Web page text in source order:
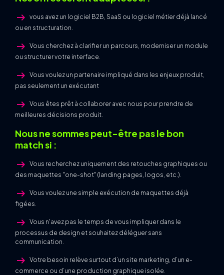
arrow_right_alt vous avez un logiciel B2B, SaaS ou logiciel métier déjà lancé
ou en structuration.
arrow_right_alt Vous cherchez à clarifier un parcours, moderniser un module
ou structurer votre interface.
arrow_right_alt Vous voulez un partenaire impliqué dans les enjeux produit,
pas seulement un exécutant
arrow_right_alt Vous êtes prêt à collaborer avec nous pour prendre de
meilleures décisions produit.
Nous ne sommes peut-être pas le bon
match si :
arrow_right_alt Vous recherchez uniquement des retouches graphiques ou
des maquettes "one-shot" (landing pages, logos, etc.).
arrow_right_alt Vous voulez une simple exécution de maquettes déjà
figées.
arrow_right_alt Vous n'avez pas le temps de vous impliquer dans le
processus de design et souhaitez déléguer sans
communication.
arrow_right_alt Votre besoin relève surtout d’un site marketing, d’un e-
commerce ou d’une production graphique isolée.